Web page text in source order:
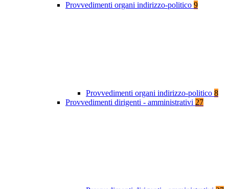
Provvedimenti organi indirizzo-politico 9
Provvedimenti organi indirizzo-politico 8
Provvedimenti dirigenti - amministrativi 27